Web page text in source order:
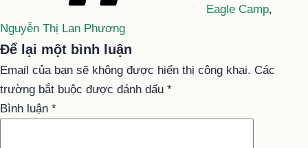
Eagle Camp,
Nguyễn Thị Lan Phương
Để lại một bình luận
Email của bạn sẽ không được hiển thị công khai. Các
trường bắt buộc được đánh dấu *
Bình luận *